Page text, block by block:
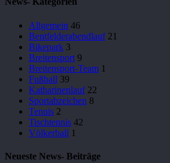
Allgemein 46
Bentfelderabendlauf 21
Bikepark 3
Breitensport 9
Breitensport-Team 1
Fußball 39
Katharinenlauf 22
Sportabzeichen 8
Tennis 2
Tischtennis 42
Völkerball 1
Neueste News- Beiträge